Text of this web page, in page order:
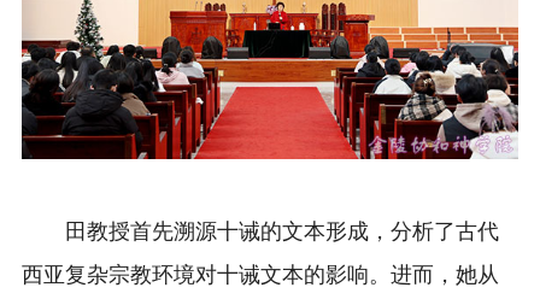
田教授首先溯源十诫的文本形成，分析了古代
西亚复杂宗教环境对十诫文本的影响。进而，她从